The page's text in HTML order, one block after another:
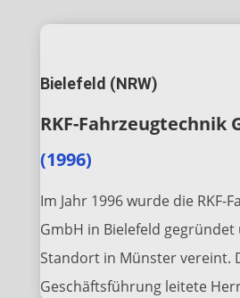
Bielefeld (NRW)
RKF-Fahrzeugtechnik
(1996)
Im Jahr 1996 wurde die RKF-
GmbH in Bielefeld
Standort in Münster vereint.
Geschäftsführung leitete